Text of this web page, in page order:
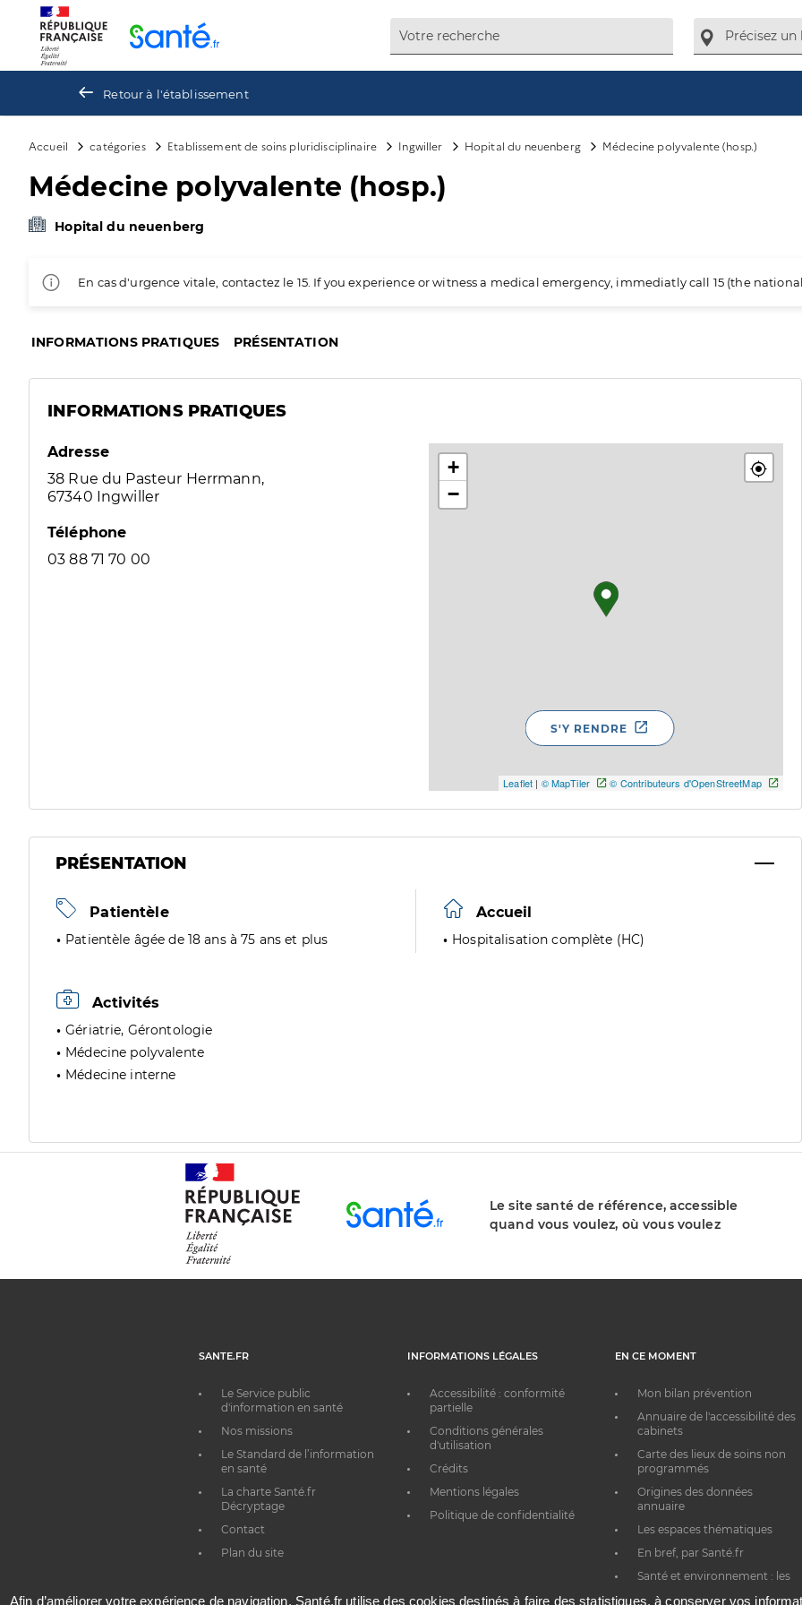
Retour à l'établissement
Accueil catégories Etablissement de soins pluridisciplinaire Ingwiller Hopital du neuenberg Médecine polyvalente (hosp.)
Médecine polyvalente (hosp.)
Hopital du neuenberg
En cas d'urgence vitale, contactez le 15. If you experience or witness a medical emergency, immediatly call 15 (the
INFORMATIONS PRATIQUES PRÉSENTATION
INFORMATIONS PRATIQUES
Adresse
38 Rue du Pasteur Herrmann,
67340 Ingwiller
Téléphone
03 88 71 70 00
+
−
Leaflet | © MapTiler © Contributeurs d'OpenStreetMap
S'Y RENDRE
PRÉSENTATION
Patientèle
Patientèle âgée de 18 ans à 75 ans et plus
Accueil
Hospitalisation complète (HC)
Activités
Gériatrie, Gérontologie
Médecine polyvalente
Médecine interne
Le site santé de référence, accessible
quand vous voulez, où vous voulez
SANTE.FR
Le Service public
d'information en santé
Nos missions
Le Standard de l’information
en santé
La charte Santé.fr
Décryptage
Contact
Plan du site
INFORMATIONS LÉGALES
Accessibilité : conformité
partielle
Conditions générales
d'utilisation
Crédits
Mentions légales
Politique de confidentialité
EN CE MOMENT
Mon bilan prévention
Annuaire de l'accessibilité des
cabinets
Carte des lieux de soins non
programmés
Origines des données
annuaire
Les espaces thématiques
En bref, par Santé.fr
Santé et environnement : les
Panneau de gestion des cookies
Afin d’améliorer votre expérience de navigation, Santé.fr utilise des cookies destinés à faire des statistiques, à conserver vos